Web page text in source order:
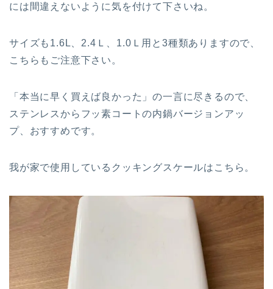
には間違えないように気を付けて下さいね。
サイズも1.6L、2.4Ｌ、1.0Ｌ用と3種類ありますので、
こちらもご注意下さい。
「本当に早く買えば良かった」の一言に尽きるので、
ステンレスからフッ素コートの内鍋バージョンアッ
プ、おすすめです。
我が家で使用しているクッキングスケールはこちら。